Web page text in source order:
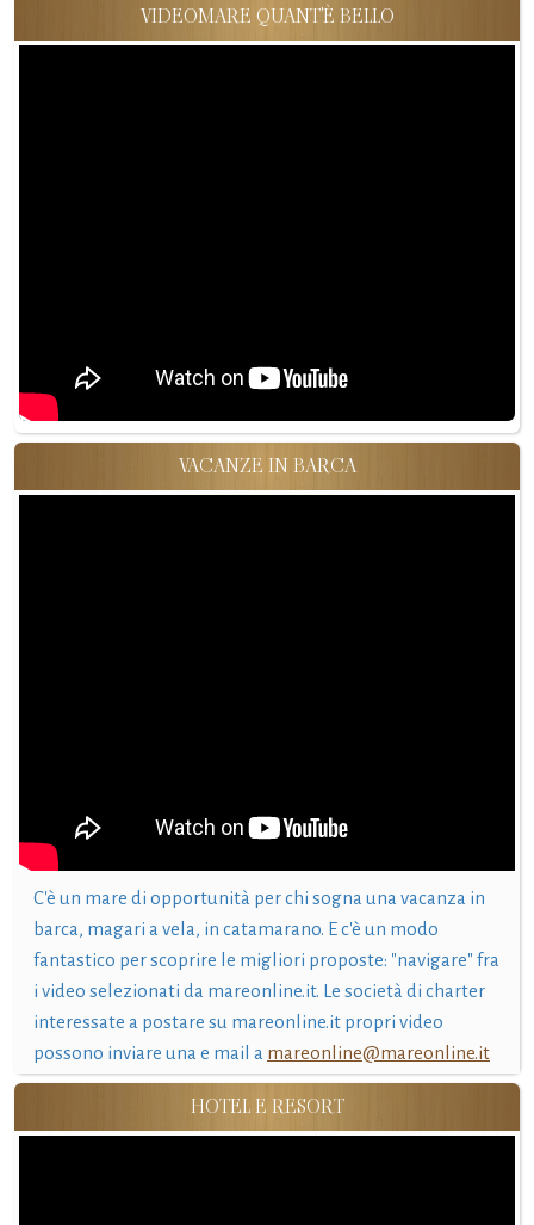
VIDEOMARE QUANT'È BELLO
VACANZE IN BARCA
C'è un mare di opportunità per chi sogna una vacanza in
barca, magari a vela, in catamarano. E c'è un modo
fantastico per scoprire le migliori proposte: "navigare" fra
i video selezionati da mareonline.it. Le società di charter
interessate a postare su mareonline.it propri video
possono inviare una e mail a mareonline@mareonline.it
HOTEL E RESORT